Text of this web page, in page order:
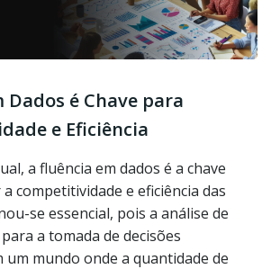
Dados é Chave para
e Eficiência
a fluência em dados é a chave
competitividade e eficiência das
se essencial, pois a análise de
a tomada de decisões
um mundo onde a quantidade de